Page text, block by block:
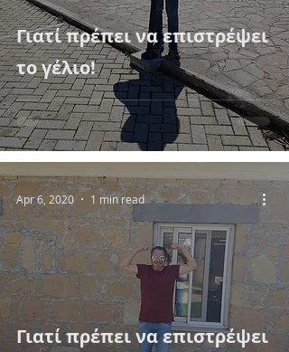
Γιατί πρέπει να επιστρέψει
το γέλιο!
Γιατί πρέπει να επιστρέψει
Apr 6, 2020 1 min read